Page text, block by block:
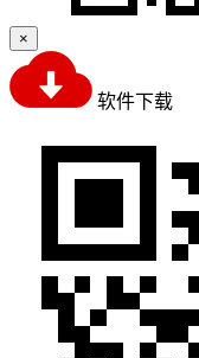
×
软件下载